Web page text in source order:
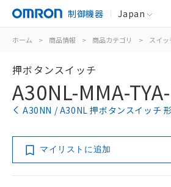
制御機器 Japan
ホーム > 商品情報 > 商品カテゴリ > スイッ
押ボタンスイッチ
A30NL-MMA-
A30NN / A30NL 押ボタンスイッチ
マイリストに追加